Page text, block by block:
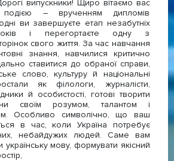
випускники! Щиро вітаємо вас
– врученням дипломів
ви завершуєте етап незабутніх
років і перегортаєте одну з
свого життя. За час навчання
знання, навчилися критично
ставитися до обраної справи,
слово, культуру й національні
як філологи, журналісти,
й особистості, готові творити
своїм розумом, талантом і
Особливо символічно, що ваш
в час, коли Україна потребує
небайдужих людей. Саме вам
українську мову, формувати якісний